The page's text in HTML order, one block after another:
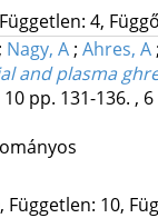
4,
; Nagy, A ; Ahres, A
and plasma
10 pp. 131-136. ,
10,